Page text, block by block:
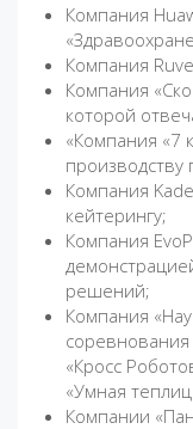
Компания
Компания
Компания
которой
«Компания «7
производству
Компания
кейтерингу;
Компания
решений;
Компания
соревнования
«Кросс
«Умная
Компании